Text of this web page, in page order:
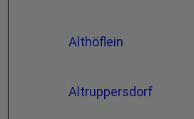
Althöflein
Altruppersdorf